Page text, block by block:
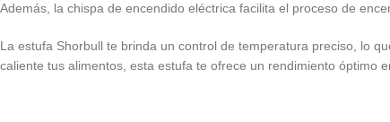
Además, la chispa de encendido eléctrica facilita el proceso de
La estufa Shorbull te brinda un control de temperatura preciso, lo
caliente tus alimentos, esta estufa te ofrece un rendimiento óptimo